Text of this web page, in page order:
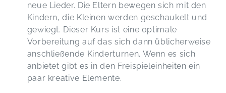
neue Lieder. Die Eltern bewegen sich mit den
Kindern, die Kleinen werden geschaukelt und
gewiegt. Dieser Kurs ist eine optimale
Vorbereitung auf das sich dann üblicherweise
anschließende Kinderturnen. Wenn es sich
anbietet gibt es in den Freispieleinheiten ein
paar kreative Elemente.